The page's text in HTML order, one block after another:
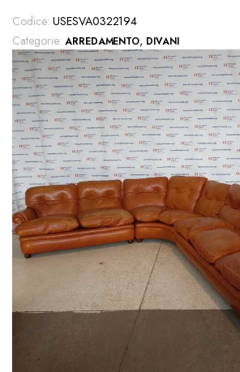
Codice: USESVA0322194
Categorie: ARREDAMENTO, DIVANI